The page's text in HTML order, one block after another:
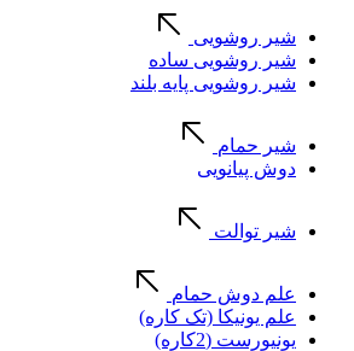
شیر روشویی
شیر روشویی ساده
شیر روشویی پایه بلند
شیر حمام
دوش پیانویی
شیر توالت
علم دوش حمام
علم یونیکا (تک کاره)
یونیورست (2کاره)